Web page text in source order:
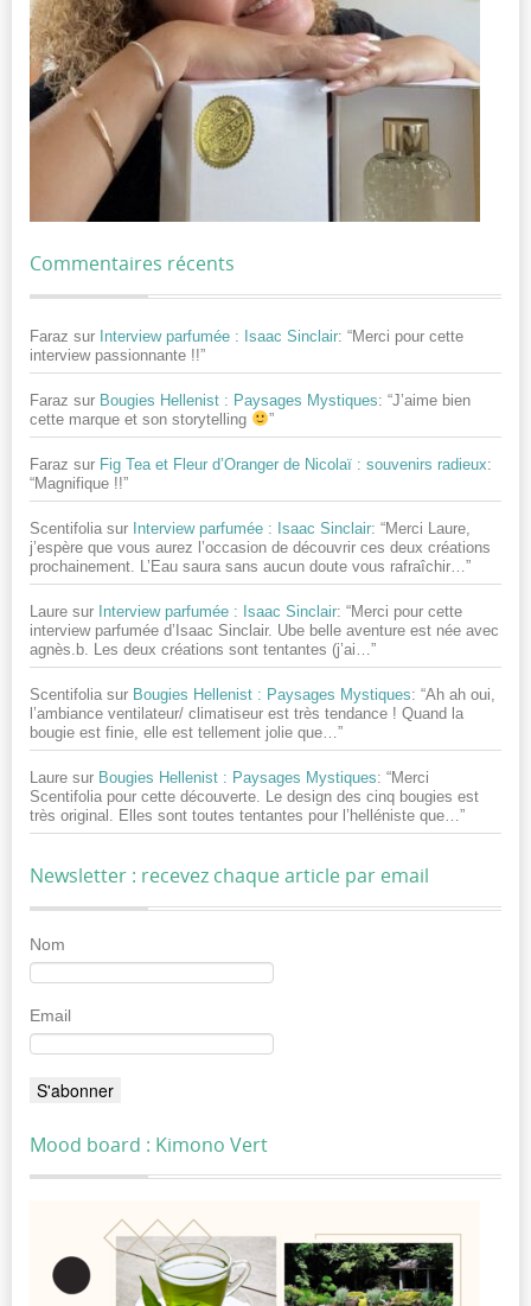
Commentaires récents
Faraz sur Interview parfumée : Isaac Sinclair: “Merci pour cette
interview passionnante !!”
Faraz sur Bougies Hellenist : Paysages Mystiques: “J’aime bien
cette marque et son storytelling
”
Faraz sur Fig Tea et Fleur d’Oranger de Nicolaï : souvenirs radieux:
“Magnifique !!”
Scentifolia sur Interview parfumée : Isaac Sinclair: “Merci Laure,
j’espère que vous aurez l’occasion de découvrir ces deux créations
prochainement. L’Eau saura sans aucun doute vous rafraîchir… ”
Laure sur Interview parfumée : Isaac Sinclair: “Merci pour cette
interview parfumée d’Isaac Sinclair. Ube belle aventure est née avec
agnès.b. Les deux créations sont tentantes (j’ai… ”
Scentifolia sur Bougies Hellenist : Paysages Mystiques: “Ah ah oui,
l’ambiance ventilateur/ climatiseur est très tendance ! Quand la
bougie est finie, elle est tellement jolie que…”
Laure sur Bougies Hellenist : Paysages Mystiques: “Merci
Scentifolia pour cette découverte. Le design des cinq bougies est
très original. Elles sont toutes tentantes pour l’helléniste que…”
Newsletter : recevez chaque article par email
Nom
Email
Mood board : Kimono Vert